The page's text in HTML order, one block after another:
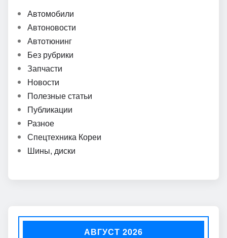
Автомобили
Автоновости
Автотюнинг
Без рубрики
Запчасти
Новости
Полезные статьи
Публикации
Разное
Спецтехника Кореи
Шины, диски
АВГУСТ 2026